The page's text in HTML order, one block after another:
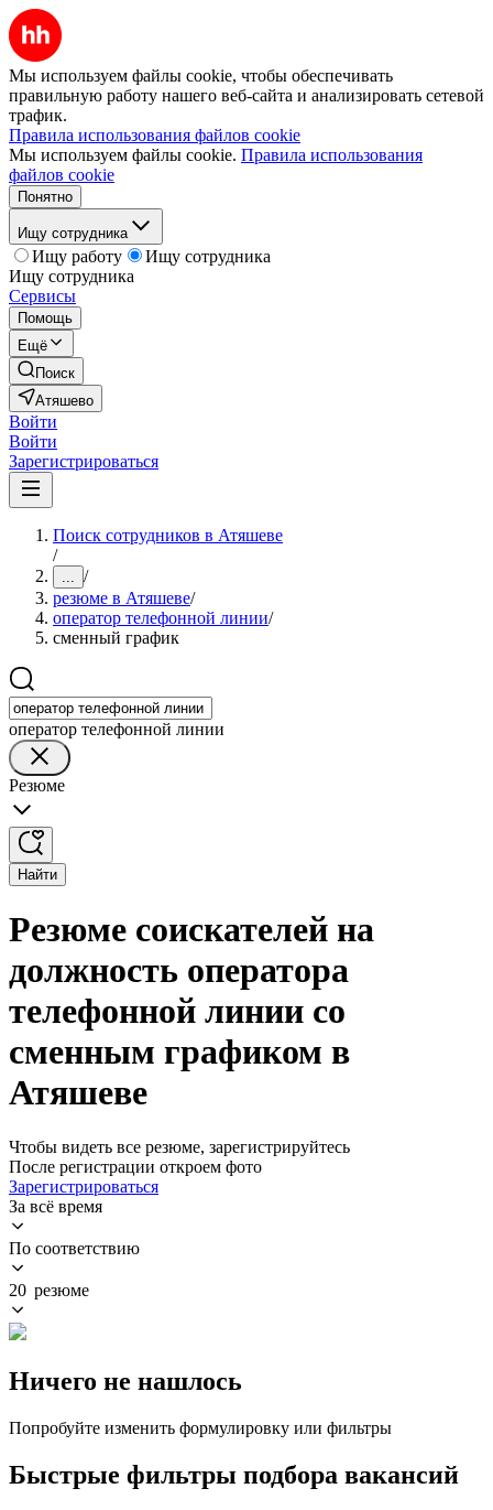
Мы используем файлы cookie, чтобы обеспечивать
правильную работу нашего веб-сайта и анализировать сетевой
трафик.
Правила использования файлов cookie
Мы используем файлы cookie. Правила использования
файлов cookie
Понятно
Ищу сотрудника
Ищу работу
Ищу сотрудника
Ищу сотрудника
Сервисы
Помощь
Ещё
Поиск
Атяшево
Войти
Войти
Зарегистрироваться
Поиск сотрудников в Атяшеве
/
... /
резюме в Атяшеве/
оператор телефонной линии/
сменный график
оператор телефонной линии
Резюме
Найти
Резюме соискателей на
должность оператора
телефонной линии со
сменным графиком в
Атяшеве
Чтобы видеть все резюме, зарегистрируйтесь
После регистрации откроем фото
Зарегистрироваться
За всё время
По соответствию
20 резюме
Ничего не нашлось
Попробуйте изменить формулировку или фильтры
Быстрые фильтры подбора вакансий